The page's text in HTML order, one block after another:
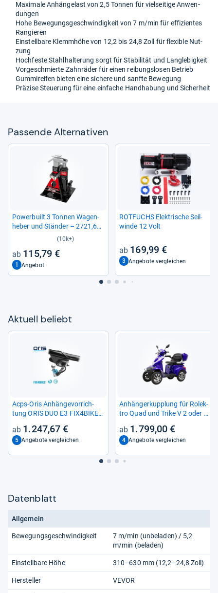
Maxi­male Anhän­ge­last von 2,5 Ton­nen für viel­sei­tige Anwen­
dun­gen
Hohe Bewe­gungs­ge­schwin­dig­keit von 7 m/min für effi­zi­en­tes
Ran­gie­ren
Ein­stell­bare Klemm­höhe von 12,2 bis 24,8 Zoll für fle­xi­ble Nut­
zung
Hoch­feste Stahl­hal­te­rung sorgt für Sta­bi­li­tät und Lang­le­big­keit
Vor­ge­schmierte Zahn­rä­der für einen rei­bungs­lo­sen Betrieb
Gum­mi­rei­fen bie­ten eine sichere und sanfte Bewe­gung
Prä­zise Steue­rung für eine ein­fa­che Hand­ha­bung und Sicher­heit
Pas­sende Alter­na­ti­ven
Power­built 3 Ton­nen Wagen­
he­ber und Stän­der – 2721,6
kg All-​in-​One Auto Lift
(10k+)
115,79 €
1 Angebot
ROT­FUCHS Elek­tri­sche Seil­
winde 12 Volt
169,99 €
3 Angebote vergleichen
Aktu­ell beliebt
Acps-​Oris Anhän­ge­vor­rich­
tung ORIS DUO E3 FIX4BIKE®
1.247,67 €
5 Angebote vergleichen
Anhän­ger­kupp­lung für Rolek­
tro Quad und Trike V 2 oder V
1.799,00 €
4 Angebote vergleichen
Datenblatt
Allgemein
Bewegungsgeschwindigkeit
7 m/min (unbeladen) / 5,2
m/min (beladen)
Einstellbare Höhe 310–630 mm (12,2–24,8 Zoll)
Hersteller VEVOR